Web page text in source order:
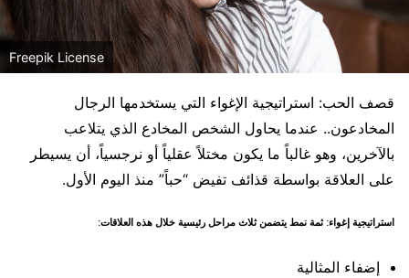
Freepik License
قصف الحب: استراتيجية الإغواء التي يستخدمها الرجال
المخادعون.. عندما يحاول الشخص المخادع الذي يتلاعب
بالآخرين، وهو غالباً ما يكون مختلاً عقلياً أو نرجسياً، أن يسيطر
على العلاقة بواسطة قذائف تفيض “حباً” منذ اليوم الأول.
استراتيجية إغواء: ثمة نمط يتضمن ثلاث مراحل رئيسية خلال هذه العلاقات:
إضفاء المثالية